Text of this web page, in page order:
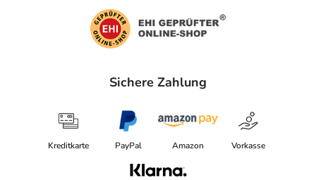
Sichere Zahlung
Kreditkarte PayPal Amazon Vorkasse